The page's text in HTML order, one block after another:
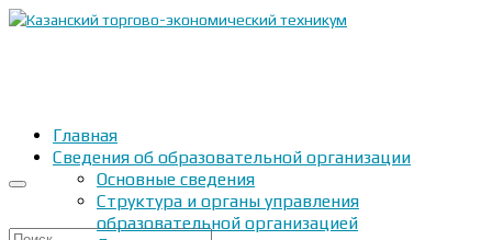
Главная
Сведения об образовательной организации
Основные сведения
Структура и органы управления
образовательной организацией